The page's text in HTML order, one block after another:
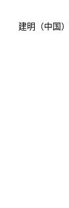
建明（中国